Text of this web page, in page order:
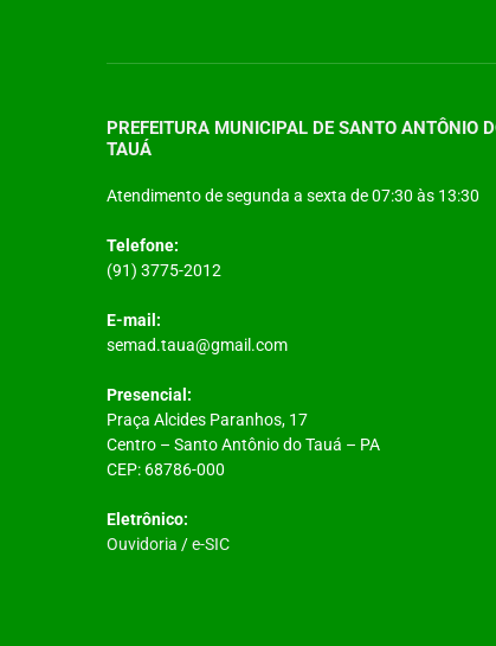
PREFEITURA MUNICIPAL DE SANTO ANTÔNIO
TAUÁ
Atendimento de segunda a sexta de 07:30 às 13:30
Telefone:
(91) 3775-2012
E-mail:
semad.taua@gmail.com
Presencial:
Praça Alcides Paranhos, 17
Centro – Santo Antônio do Tauá – PA
CEP: 68786-000
Eletrônico:
Ouvidoria /e-SIC